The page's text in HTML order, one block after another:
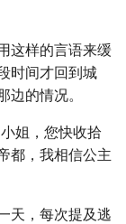
这样的言语来缓
时间才回到城
的情况。
姐，您快收拾
都，我相信公主
天，每次提及逃